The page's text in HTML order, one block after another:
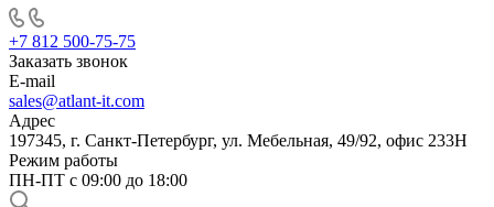
+7 812 500-75-75
Заказать звонок
E-mail
sales@atlant-it.com
Адрес
197345, г. Санкт-Петербург, ул. Мебельная, 49/92, офис 233Н
Режим работы
ПН-ПТ с 09:00 до 18:00